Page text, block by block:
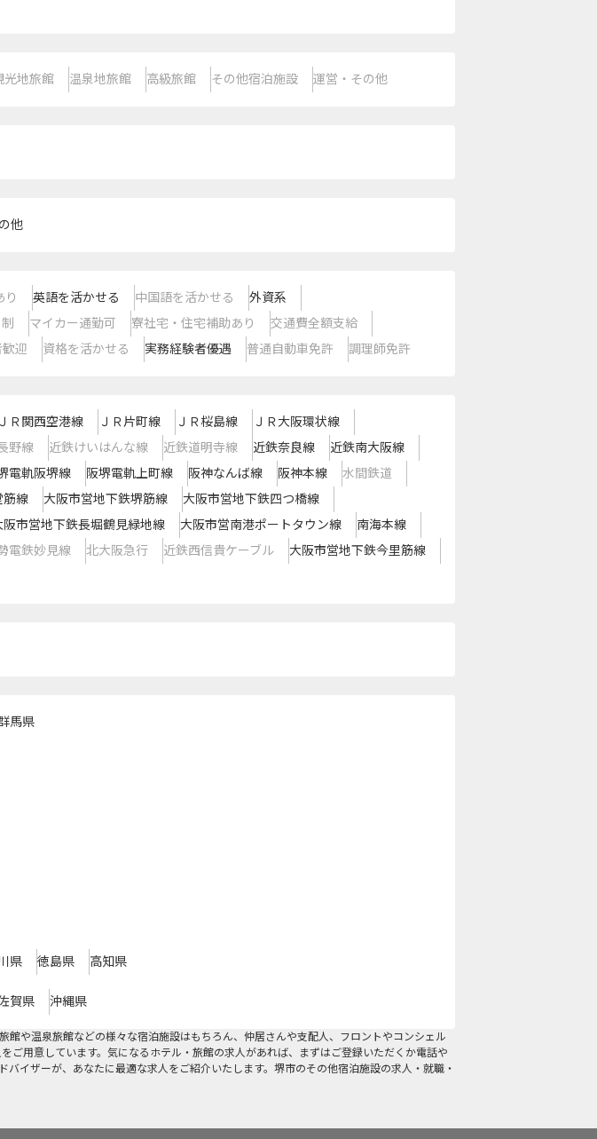
光地旅館 温泉地旅館 高級旅館 その他宿泊施設 運営・その他
他
り 英語を活かせる 中国語を活かせる
外資系
マイカー通勤可 寮社宅・住宅補助あり
交通費全額支給
迎 資格を活かせる 実務経験者優遇 普通自動車免許 調理師免許
ＪＲ関西空港線 ＪＲ片町線 ＪＲ桜島線
ＪＲ大阪環状線
野線 近鉄けいはんな線 近鉄道明寺線 近鉄奈良線
近鉄南大阪線
電軌阪堺線 阪堺電軌上町線 阪神なんば線 阪神本線
水間鉄道
筋線 大阪市営地下鉄堺筋線
大阪市営地下鉄四つ橋線
阪市営地下鉄長堀鶴見緑地線 大阪市営南港ポートタウン線
南海本線
電鉄妙見線 北大阪急行 近鉄西信貴ケーブル
大阪市営地下鉄今里筋線
馬県
県 徳島県 高知県
賀県 沖縄県
館や温泉旅館などの様々な宿泊施設はもちろん、仲居さんや支配人、フロントやコンシェル
ご用意しています。気になるホテル・旅館の求人があれば、まずはご登録いただくか電話や
イザーが、あなたに最適な求人をご紹介いたします。堺市のその他宿泊施設の求人・就職・